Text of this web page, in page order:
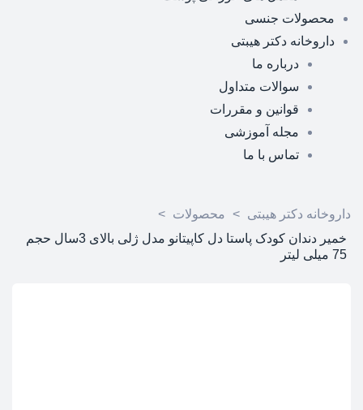
محصولات جنسی
داروخانه دکتر هیبتی
درباره ما
سوالات متداول
قوانین و مقررات
مجله آموزشی
تماس با ما
داروخانه دکتر هیبتی > محصولات >
خمیر دندان کودک پاستا دل کاپیتانو مدل ژلی بالای 3سال حجم
75 میلی لیتر